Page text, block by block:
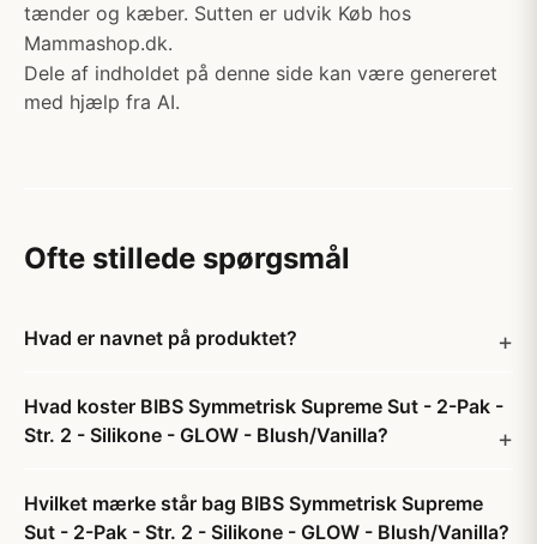
tænder og kæber. Sutten er udvik Køb hos
Mammashop.dk.
Dele af indholdet på denne side kan være genereret
med hjælp fra AI.
Ofte stillede spørgsmål
Hvad er navnet på produktet?
Hvad koster BIBS Symmetrisk Supreme Sut - 2-Pak -
Str. 2 - Silikone - GLOW - Blush/Vanilla?
Hvilket mærke står bag BIBS Symmetrisk Supreme
Sut - 2-Pak - Str. 2 - Silikone - GLOW - Blush/Vanilla?